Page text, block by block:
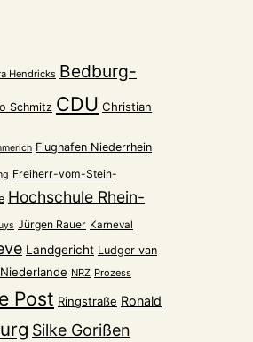
Hendricks Bedburg-
Schmitz CDU Christian
Flughafen Niederrhein
Freiherr-vom-Stein-
Hochschule Rhein-
Jürgen Rauer Karneval
Landgericht Ludger van
Niederlande NRZ Prozess
Post Ringstraße Ronald
Silke Gorißen